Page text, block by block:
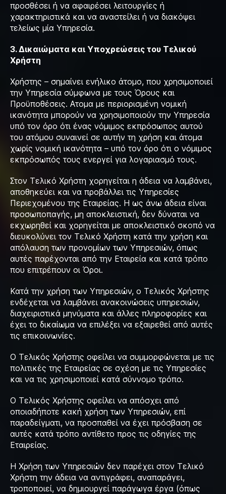
προσθέσει ή να αφαιρέσει λειτουργίες ή
χαρακτηριστικά και να αναστείλει ή να διακόψει
τελείως μία Υπηρεσία.
3. Δικαιώματα και Υποχρεώσεις του Τελικού
Χρήστη
Χρήστης – σημαίνει ενήλικο άτομο, που χρησιμοποιεί
την Υπηρεσία σύμφωνα με τους Όρους και
Προϋποθέσεις. Ατομα με περιορισμένη νομική
ικανότητα μπορούν να χρησιμοποιούν την Υπηρεσία
υπό τον όρο ότι ένας νόμιμος εκπρόσωπος αυτού
του ατόμου συναινεί σε αυτήν τη χρήση και άτομα
χωρίς νομική ικανότητα – υπό τον όρο ότι ο νόμιμος
εκπρόσωπός τους ενεργεί για λογαριασμό τους.
Στον Τελικό Χρήστη χορηγείται η άδεια να λαμβάνει,
αποθηκεύει και να προβάλλει τις Υπηρεσίες
Περιεχομένου της Εταιρείας. Η ως άνω άδεια είναι
προσωποπαγής, μη αποκλειστική, δεν δύναται να
εκχωρηθεί και χορηγείται με αποκλειστικό σκοπό να
διευκολύνει τον Τελικό Χρήστη κατά την χρήση και
απόλαυση των προνομίων των Υπηρεσιών, όπως
αυτές παρέχονται από την Εταιρεία και κατά τρόπο
που επιτρέπουν οι Όροι.
Κατά την χρήση των Υπηρεσιών, ο Τελικός Χρήστης
ενδέχεται να λαμβάνει ανακοινώσεις υπηρεσιών,
διαχειριστικά μηνύματα και άλλες πληροφορίες και
έχει το δικαίωμα να επιλέξει να εξαιρεθεί από αυτές
τις επικοινωνίες.
Ο Τελικός Χρήστης οφείλει να συμμορφώνεται με τις
πολιτικές της Εταιρείας σε σχέση με τις Υπηρεσίες
και να τις χρησιμοποιεί κατά σύννομο τρόπο.
Ο Τελικός Χρήστης οφείλει να απόσχει από
οποιαδήποτε κακή χρήση των Υπηρεσιών, επί
παραδείγματι, να προσπαθεί να έχει πρόσβαση σε
αυτές κατά τρόπο αντίθετο προς τις οδηγίες της
Εταιρείας.
Η Χρήση των Υπηρεσιών δεν παρέχει στον Τελικό
Χρήστη την άδεια να αντιγράφει, αναπαράγει,
τροποποιεί, να δημιουργεί παράγωγα έργα (όπως